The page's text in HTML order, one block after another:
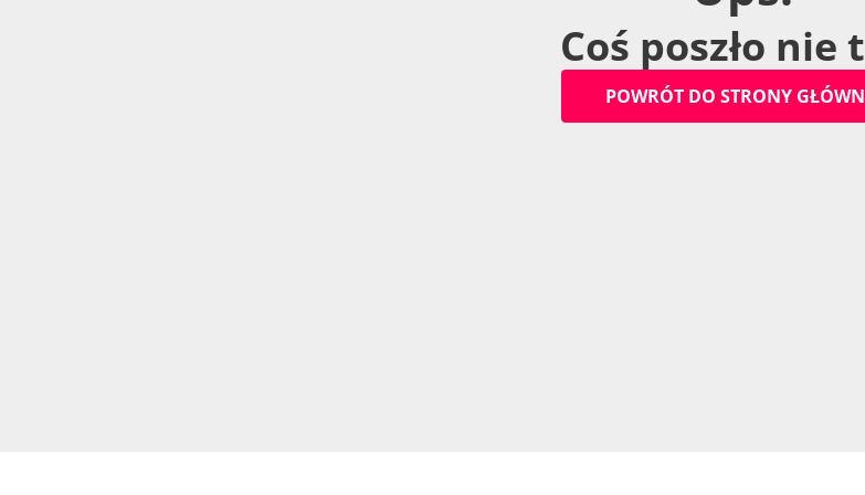
Coś poszło nie t
POWRÓT DO STRONY GŁÓWN